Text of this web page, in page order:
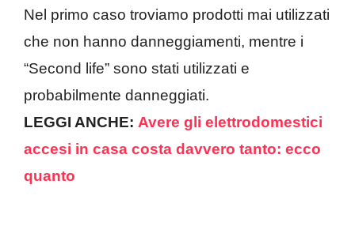
Nel primo caso troviamo prodotti mai utilizzati
che non hanno danneggiamenti, mentre i
“Second life” sono stati utilizzati e
probabilmente danneggiati.
LEGGI ANCHE: Avere gli elettrodomestici
accesi in casa costa davvero tanto: ecco
quanto